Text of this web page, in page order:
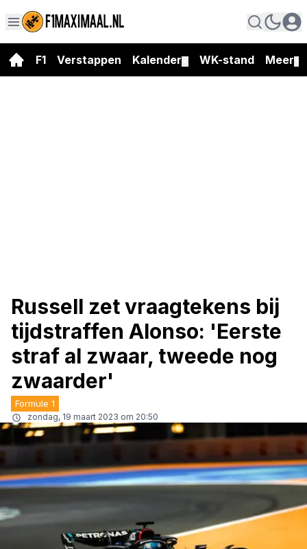
F1 Verstappen Kalender WK-stand Meer
Russell zet vraagtekens bij
tijdstraffen Alonso: 'Eerste
straf al zwaar, tweede nog
zwaarder'
Formule 1
zondag, 19 maart 2023 om 20:50